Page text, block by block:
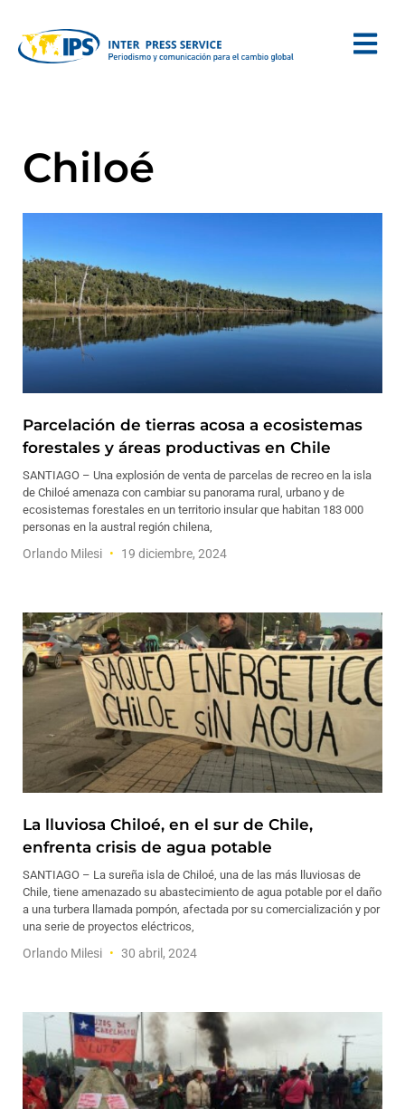
Chiloé
Parcelación de tierras acosa a ecosistemas
forestales y áreas productivas en Chile
SANTIAGO – Una explosión de venta de parcelas de recreo en la isla
de Chiloé amenaza con cambiar su panorama rural, urbano y de
ecosistemas forestales en un territorio insular que habitan 183 000
personas en la austral región chilena,
Orlando Milesi 19 diciembre, 2024
La lluviosa Chiloé, en el sur de Chile,
enfrenta crisis de agua potable
SANTIAGO – La sureña isla de Chiloé, una de las más lluviosas de
Chile, tiene amenazado su abastecimiento de agua potable por el daño
a una turbera llamada pompón, afectada por su comercialización y por
una serie de proyectos eléctricos,
Orlando Milesi 30 abril, 2024